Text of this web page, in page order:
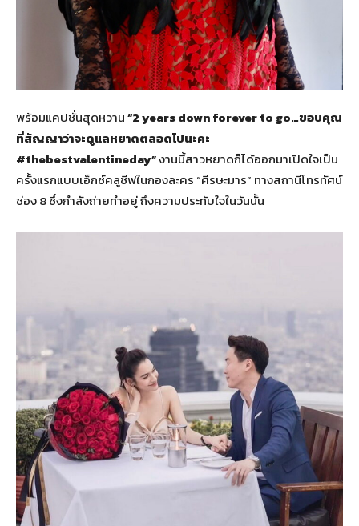
พร้อมแคปชั่นสุดหวาน“2 years down forever to go…ขอบคุณ
ที่สัญญาว่าจะดูแลหยาดตลอดไปนะคะ
#thebestvalentineday”งานนี้สาวหยาดก็ได้ออกมาเปิดใจเป็น
ครั้งแรกแบบเอ็กซ์คลูซีฟในกองละคร “ศีรษะมาร” ทางสถานีโทรทัศน์
ช่อง 8 ซึ่งกำลังถ่ายทำอยู่ ถึงความประทับใจในวันนั้น